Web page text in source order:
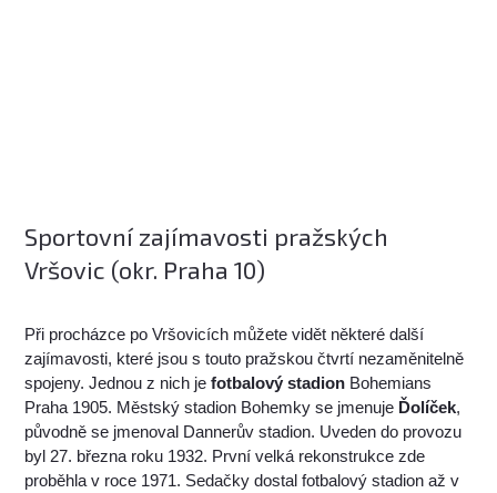
Sportovní zajímavosti pražských
Vršovic (okr. Praha 10)
Při procházce po Vršovicích můžete vidět některé další
zajímavosti, které jsou s touto pražskou čtvrtí nezaměnitelně
spojeny. Jednou z nich jefotbalový stadion Bohemians
Praha 1905. Městský stadion Bohemky se jmenuje Ďolíček,
původně se jmenoval Dannerův stadion. Uveden do provozu
byl 27. března roku 1932. První velká rekonstrukce zde
proběhla v roce 1971. Sedačky dostal fotbalový stadion až v